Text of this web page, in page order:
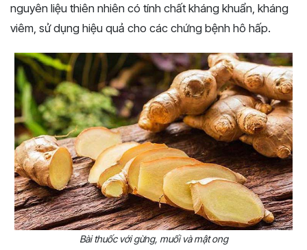
nguyên liệu thiên nhiên có tính chất kháng khuẩn, kháng
viêm, sử dụng hiệu quả cho các chứng bệnh hô hấp.
Bài thuốc với gừng, muối và mật ong